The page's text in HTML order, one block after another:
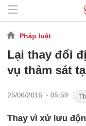
Pháp luật
Lại thay đổi
vụ thảm sát
25/06/2016 - 05:59
Thay vì xử lưu